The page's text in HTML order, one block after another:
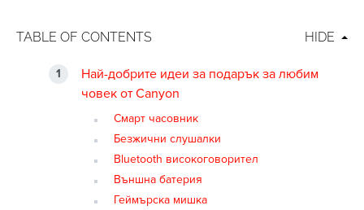
TABLE OF CONTENTS HIDE
Най-добрите идеи за подарък за любим
човек от Canyon
Смарт часовник
Безжични слушалки
Bluetooth високоговорител
Външна батерия
Геймърска мишка